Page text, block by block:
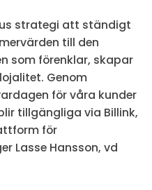
strategi att ständigt
till den
som förenklar, skapar
Genom
för våra kunder
tillgängliga via Billink,
för
Lasse Hansson, vd